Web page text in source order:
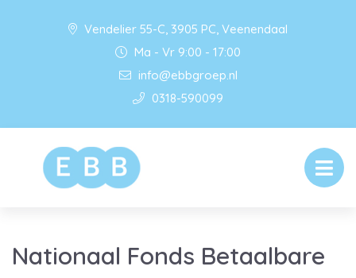
Vendelier 55-C, 3905 PC, Veenendaal
Ma - Vr 9:00 - 17:00
info@ebbgroep.nl
0318-590099
Nationaal Fonds Betaalbare